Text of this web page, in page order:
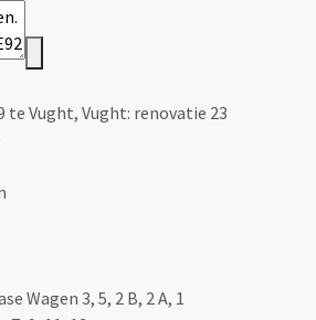
Vught, Vught: renovatie 23
Wagen 3, 5, 2 B, 2 A, 1